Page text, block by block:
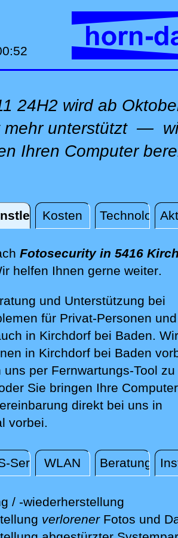
24H2 wird ab
mehr unterstützt —
Ihren Computer
Kosten Technologie
Fotosecurity in 5416
helfen Ihnen gerne weiter.
und Unterstützung bei
für Privat-Personen und
in Kirchdorf bei Baden. Wir
in Kirchdorf bei Baden
per Fernwartungs-Tool
Sie bringen Ihre
direkt bei uns in
vorbei.
ServerWLAN Beratung
/ -wiederherstellung
Ihre verlorenen Daten mit
verlorenerFotos und